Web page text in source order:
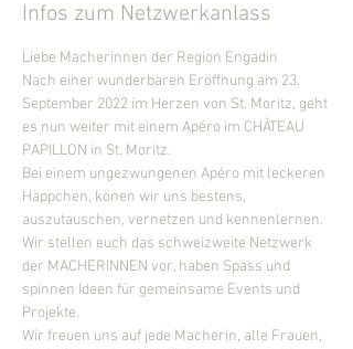
Infos zum Netzwerkanlass
Liebe Macherinnen der Region Engadin
Nach einer wunderbaren Eröffnung am 23.
September 2022 im Herzen von St. Moritz, geht
es nun weiter mit einem Apéro im CHÂTEAU
PAPILLON in St. Moritz.
Bei einem ungezwungenen Apéro mit leckeren
Häppchen, könen wir uns bestens,
auszutauschen, vernetzen und kennenlernen.
Wir stellen euch das schweizweite Netzwerk
der MACHERINNEN vor, haben Spass und
spinnen Ideen für gemeinsame Events und
Projekte.
Wir freuen uns auf jede Macherin, alle Frauen,